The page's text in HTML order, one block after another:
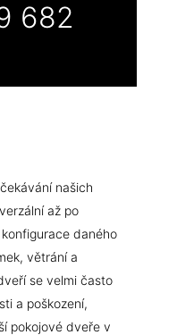
682
našich
až po
daného
větrání a
se velmi často
a poškození,
pokojové dveře v